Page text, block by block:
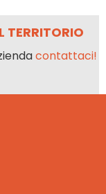
TERRITORIO
contattaci!